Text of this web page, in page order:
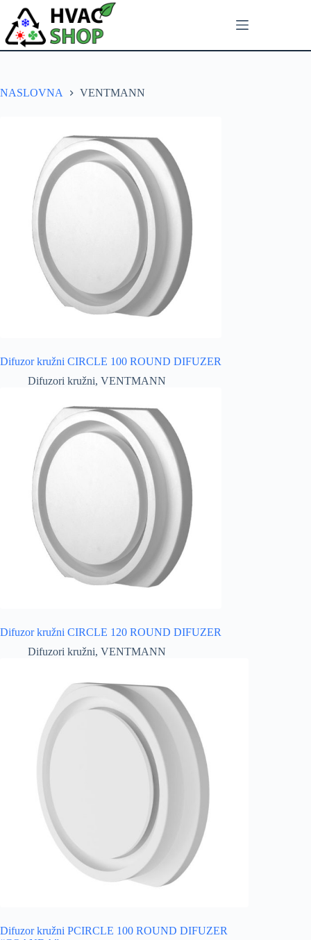
NASLOVNA VENTMANN
Difuzor kružni CIRCLE 100 ROUND DIFUZER
Difuzori kružni, VENTMANN
Difuzor kružni CIRCLE 120 ROUND DIFUZER
Difuzori kružni, VENTMANN
Difuzor kružni PCIRCLE 100 ROUND DIFUZER